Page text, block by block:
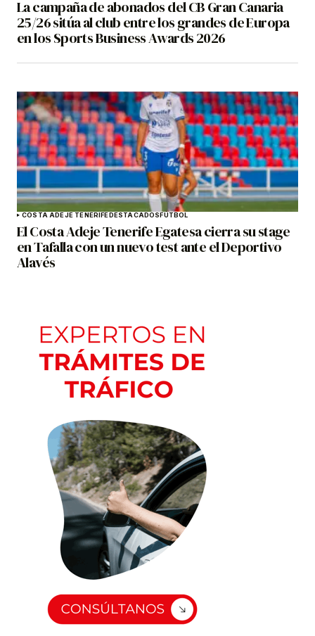
La campaña de abonados del CB Gran Canaria
25/26 sitúa al club entre los grandes de Europa
en los Sports Business Awards 2026
COSTA ADEJE TENERIFEDESTACADOSFÚTBOL
El Costa Adeje Tenerife Egatesa cierra su stage
en Tafalla con un nuevo test ante el Deportivo
Alavés